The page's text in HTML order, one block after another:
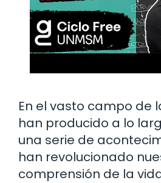
En el vasto campo de
han producido a lo
una serie de
han revolucionado
comprensión de la